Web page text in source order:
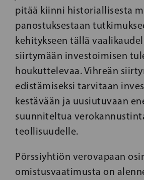
pitää kiinni historiallisesta
panostuksestaan
kehitykseen tällä
siirtymään investoimisen
houkuttelevaa. Vihreän
edistämiseksi tarvitaan
kestävään ja uusiutuvaan
suunniteltua
teollisuudelle.
Pörssiyhtiön verovapaan
omistusvaatimusta on